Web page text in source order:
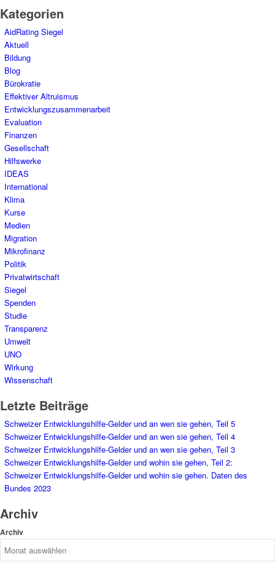
Kategorien
AidRating Siegel
Aktuell
Bildung
Blog
Bürokratie
Effektiver Altruismus
Entwicklungszusammenarbeit
Evaluation
Finanzen
Gesellschaft
Hilfswerke
IDEAS
International
Klima
Kurse
Medien
Migration
Mikrofinanz
Politik
Privatwirtschaft
Siegel
Spenden
Studie
Transparenz
Umwelt
UNO
Wirkung
Wissenschaft
Letzte Beiträge
Schweizer Entwicklungshilfe-Gelder und an wen sie gehen, Teil 5
Schweizer Entwicklungshilfe-Gelder und an wen sie gehen, Teil 4
Schweizer Entwicklungshilfe-Gelder und an wen sie gehen, Teil 3
Schweizer Entwicklungshilfe-Gelder und wohin sie gehen, Teil 2:
Schweizer Entwicklungshilfe-Gelder und wohin sie gehen. Daten des
Bundes 2023
Archiv
Archiv